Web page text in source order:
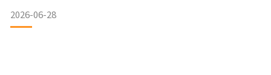
85% 的野貓基因，具有極強的地域性本能。當生活空間重疊、
核心資源（食物、水、貓砂盆）不足時，貓咪就會陷入慢性焦
2026-06-28